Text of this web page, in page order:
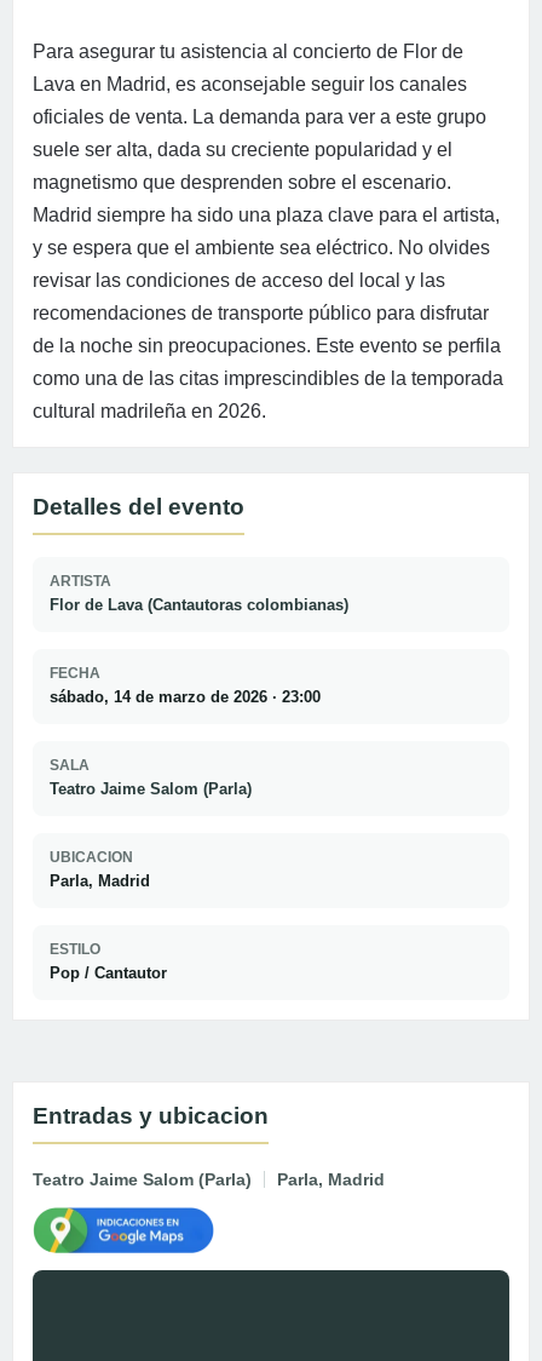
Para asegurar tu asistencia al concierto de Flor de
Lava en Madrid, es aconsejable seguir los canales
oficiales de venta. La demanda para ver a este grupo
suele ser alta, dada su creciente popularidad y el
magnetismo que desprenden sobre el escenario.
Madrid siempre ha sido una plaza clave para el artista,
y se espera que el ambiente sea eléctrico. No olvides
revisar las condiciones de acceso del local y las
recomendaciones de transporte público para disfrutar
de la noche sin preocupaciones. Este evento se perfila
como una de las citas imprescindibles de la temporada
cultural madrileña en 2026.
Detalles del evento
ARTISTA
Flor de Lava (Cantautoras colombianas)
FECHA
sábado, 14 de marzo de 2026 · 23:00
SALA
Teatro Jaime Salom (Parla)
UBICACION
Parla, Madrid
ESTILO
Pop / Cantautor
Entradas y ubicacion
Teatro Jaime Salom (Parla) Parla, Madrid